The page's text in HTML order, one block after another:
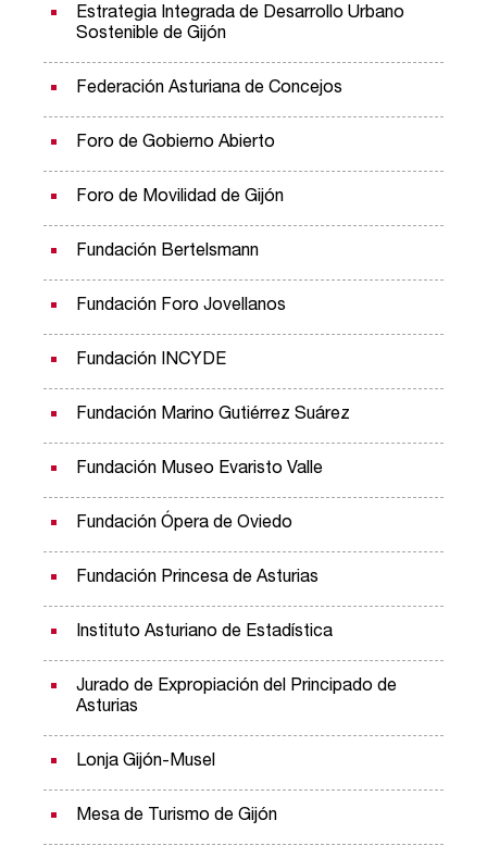
Estrategia Integrada de Desarrollo Urbano
Sostenible de Gijón
Federación Asturiana de Concejos
Foro de Gobierno Abierto
Foro de Movilidad de Gijón
Fundación Bertelsmann
Fundación Foro Jovellanos
Fundación INCYDE
Fundación Marino Gutiérrez Suárez
Fundación Museo Evaristo Valle
Fundación Ópera de Oviedo
Fundación Princesa de Asturias
Instituto Asturiano de Estadística
Jurado de Expropiación del Principado de
Asturias
Lonja Gijón-Musel
Mesa de Turismo de Gijón